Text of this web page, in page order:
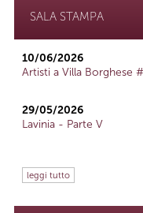
SALA STAMPA
10/06/2026
Artisti a Villa Borghese
29/05/2026
Lavinia - Parte V
leggi tutto